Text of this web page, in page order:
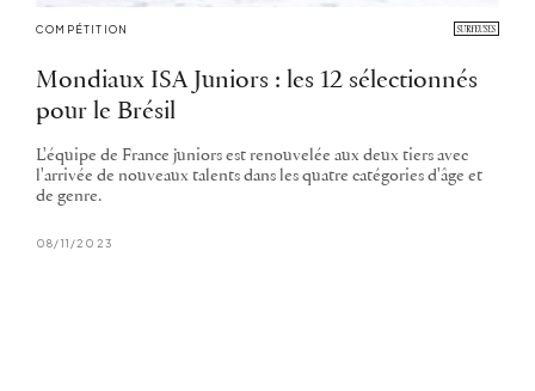
COMPÉTITION
Mondiaux ISA Juniors : les 12 sélectionnés
pour le Brésil
L'équipe de France juniors est renouvelée aux deux tiers avec
l'arrivée de nouveaux talents dans les quatre catégories d'âge et
de genre.
08/11/2023